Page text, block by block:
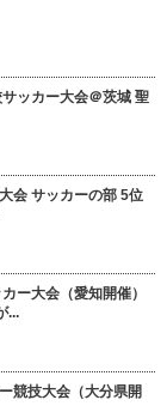
ッカー大会＠茨城 聖
会 サッカーの部 5位
ー大会（愛知開催）
...
競技大会（大分県開